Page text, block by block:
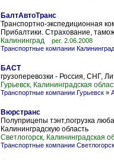
БалтАвтоТранс
Транспортно-экспедиционная
Прибалтики. Страхование,
Калининград
рег. 2.06.2008
Транспортные компании Калининград
БАСТ
грузоперевозки - Россия, СНГ,
Гурьевск, Калининградская
Транспортные компании Гурьевск »
Вюрстранс
Полуприцепы тэнт,погрузка
Калининградскую область
Светлогорск, Калининградская
Транспортные компании Светлогорск